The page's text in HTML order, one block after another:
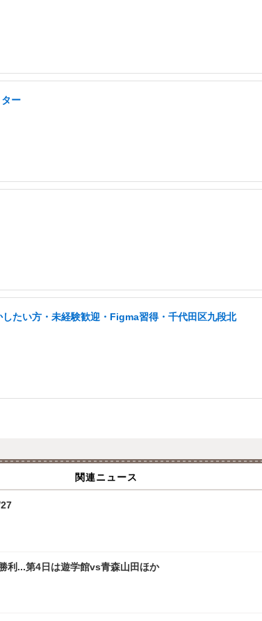
ー
たい方・未経験歓迎・Figma習得・千代田区九段北
関連ニュース
利...第4日は遊学館vs青森山田ほか